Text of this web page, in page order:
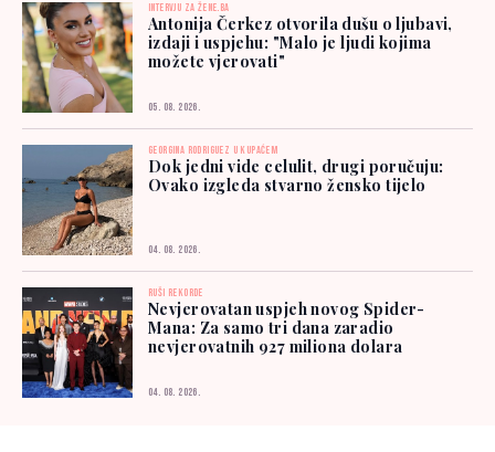
INTERVJU ZA ŽENE.BA
Antonija Čerkez otvorila dušu o ljubavi,
izdaji i uspjehu: "Malo je ljudi kojima
možete vjerovati"
05. 08. 2026.
GEORGINA RODRIGUEZ U KUPAĆEM
Dok jedni vide celulit, drugi poručuju:
Ovako izgleda stvarno žensko tijelo
04. 08. 2026.
RUŠI REKORDE
Nevjerovatan uspjeh novog Spider-
Mana: Za samo tri dana zaradio
nevjerovatnih 927 miliona dolara
04. 08. 2026.